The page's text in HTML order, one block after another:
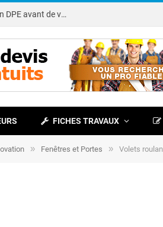
Note DPE : petits travaux à réaliser pour améliorer son DPE avant de vendre
FICHES TRAVAUX
» Fenêtres et Portes » Volets